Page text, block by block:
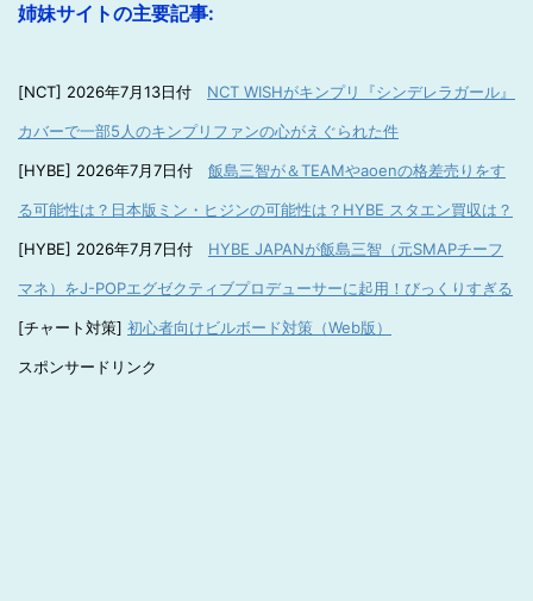
姉妹サイトの主要記事:
[NCT] 2026年7月13日付 NCT WISHがキンプリ『シンデレラガール』
カバーで一部5人のキンプリファンの心がえぐられた件
[HYBE] 2026年7月7日付 飯島三智が＆TEAMやaoenの格差売りをす
る可能性は？日本版ミン・ヒジンの可能性は？HYBE スタエン買収は？
[HYBE] 2026年7月7日付 HYBE JAPANが飯島三智（元SMAPチーフ
マネ）をJ-POPエグゼクティブプロデューサーに起用！びっくりすぎる
[チャート対策] 初心者向けビルボード対策（Web版）
スポンサードリンク